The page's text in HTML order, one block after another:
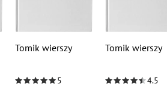
Tomik wierszy
5
Tomik wierszy
4.5